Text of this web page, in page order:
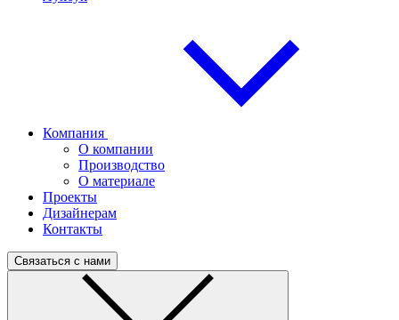
Компания
О компании
Производство
О материале
Проекты
Дизайнерам
Контакты
Связаться с нами